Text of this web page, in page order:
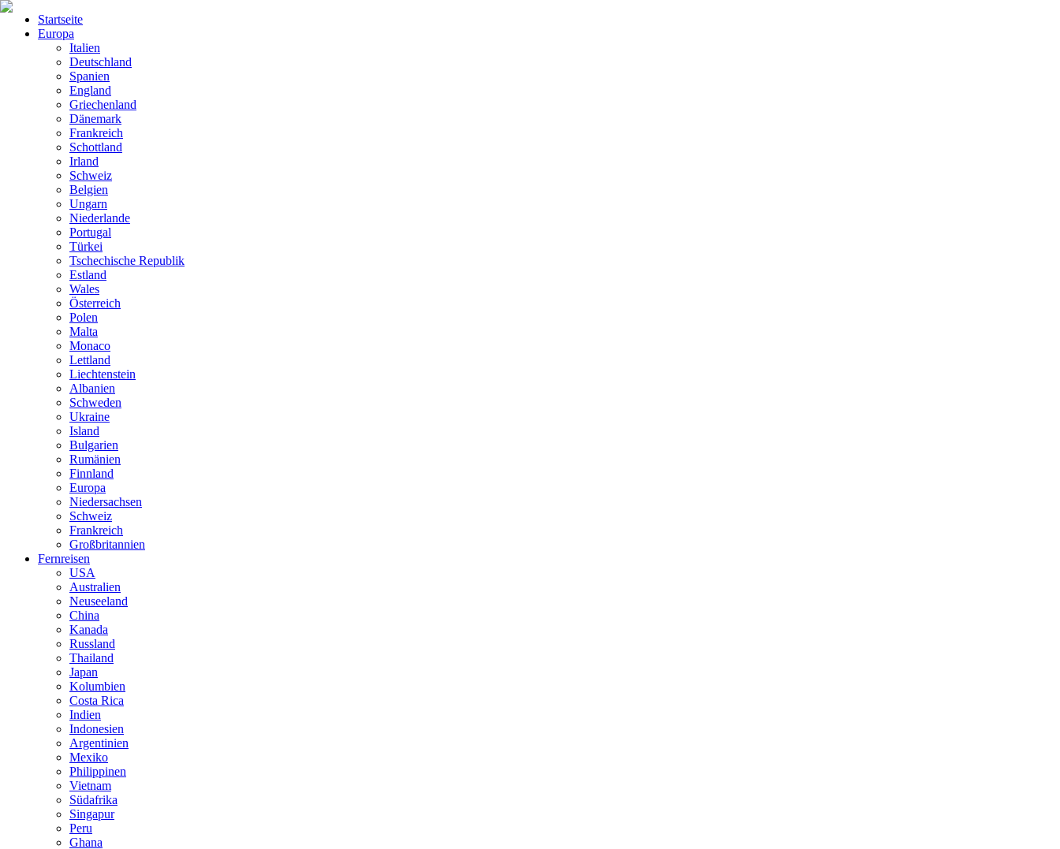
Startseite
Europa
Italien
Deutschland
Spanien
England
Griechenland
Dänemark
Frankreich
Schottland
Irland
Schweiz
Belgien
Ungarn
Niederlande
Portugal
Türkei
Tschechische Republik
Estland
Wales
Österreich
Polen
Malta
Monaco
Lettland
Liechtenstein
Albanien
Schweden
Ukraine
Island
Bulgarien
Rumänien
Finnland
Europa
Niedersachsen
Schweiz
Frankreich
Großbritannien
Fernreisen
USA
Australien
Neuseeland
China
Kanada
Russland
Thailand
Japan
Kolumbien
Costa Rica
Indien
Indonesien
Argentinien
Mexiko
Philippinen
Vietnam
Südafrika
Singapur
Peru
Ghana